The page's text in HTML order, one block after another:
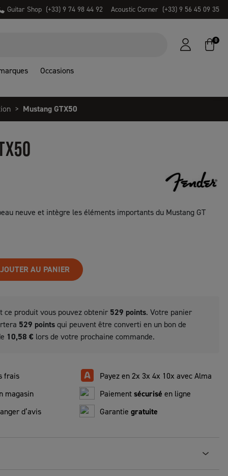
Guitar Shop (+33) 9 74 98 44 92 Acoustic Corner (+33) 9 56 45 09 35
0
Occasions
Mustang GTX50
neuve et intègre les éléments importants du Mustang GT
AU PANIER
ce produit vous pouvez obtenir 529 points. Votre panier
529 pointsqui peuvent être converti en un bon de
10,58 € lors de votre prochaine commande.
frais
Payez en 2x 3x 4x 10x avec Alma
magasin Paiementsécurisé en ligne
d’avis Garantie gratuite